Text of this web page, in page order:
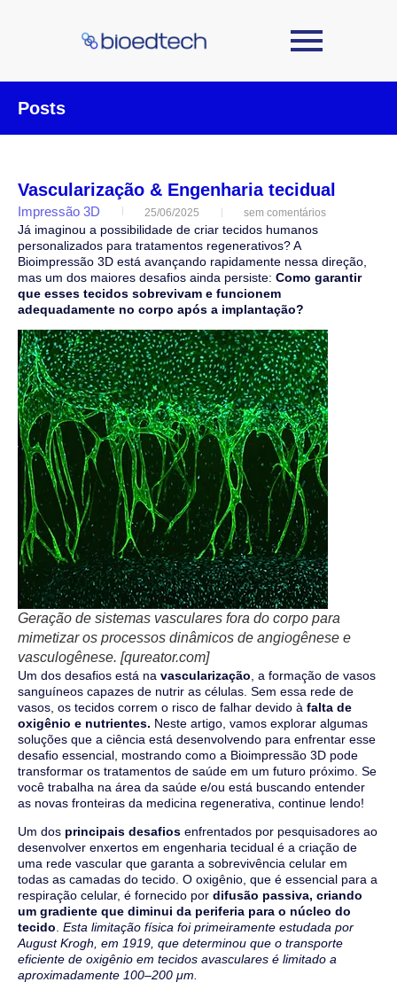
Posts
Vascularização & Engenharia tecidual
Impressão 3D 25/06/2025 sem comentários
Já imaginou a possibilidade de criar tecidos humanos
personalizados para tratamentos regenerativos? A
Bioimpressão 3D está avançando rapidamente nessa direção,
mas um dos maiores desafios ainda persiste: Como garantir
que esses tecidos sobrevivam e funcionem
adequadamente no corpo após a implantação?
Geração de sistemas vasculares fora do corpo para
mimetizar os processos dinâmicos de angiogênese e
vasculogênese. [qureator.com]
Um dos desafios está na vascularização , a formação de vasos
sanguíneos capazes de nutrir as células. Sem essa rede de
vasos, os tecidos correm o risco de falhar devido à falta de
oxigênio e nutrientes. Neste artigo, vamos explorar algumas
soluções que a ciência está desenvolvendo para enfrentar esse
desafio essencial, mostrando como a Bioimpressão 3D pode
transformar os tratamentos de saúde em um futuro próximo. Se
você trabalha na área da saúde e/ou está buscando entender
as novas fronteiras da medicina regenerativa, continue lendo!
Um dos principais desafios enfrentados por pesquisadores ao
desenvolver enxertos em engenharia tecidual é a criação de
uma rede vascular que garanta a sobrevivência celular em
todas as camadas do tecido. O oxigênio, que é essencial para a
respiração celular, é fornecido por difusão passiva, criando
um gradiente que diminui da periferia para o núcleo do
tecido. Esta limitação física foi primeiramente estudada por
August Krogh, em 1919, que determinou que o transporte
eficiente de oxigênio em tecidos avasculares é limitado a
aproximadamente 100–200 μm.